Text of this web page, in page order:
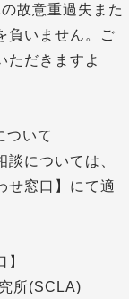
故意重過失また
負いません。ご
ただきますよ
ついて
については、
せ窓口】にて適
所(SCLA)